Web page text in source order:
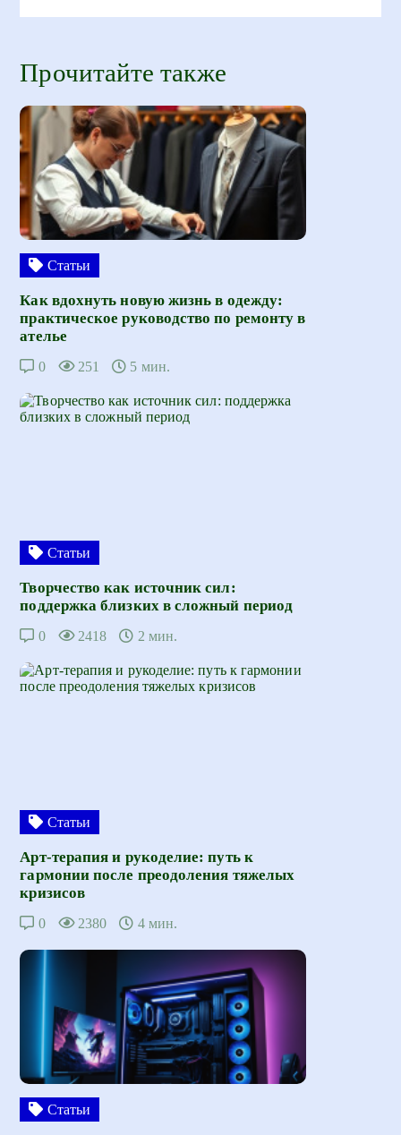
Прочитайте также
Статьи
Как вдохнуть новую жизнь в одежду:
практическое руководство по ремонту в
ателье
0 251 5 мин.
Статьи
Творчество как источник сил:
поддержка близких в сложный период
0 2418 2 мин.
Статьи
Арт-терапия и рукоделие: путь к
гармонии после преодоления тяжелых
кризисов
0 2380 4 мин.
Статьи